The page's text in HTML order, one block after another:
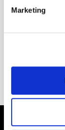
Marketing
Programa
Descargar